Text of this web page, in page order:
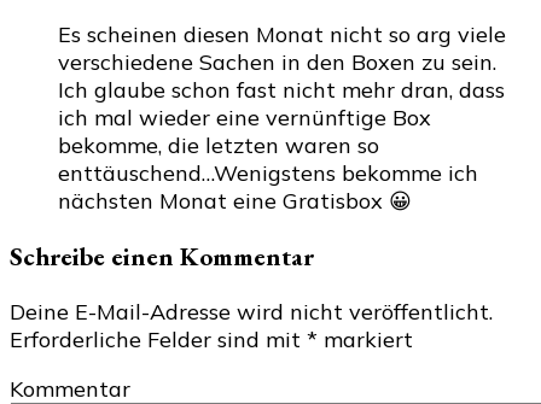
Es scheinen diesen Monat nicht so arg viele
verschiedene Sachen in den Boxen zu sein.
Ich glaube schon fast nicht mehr dran, dass
ich mal wieder eine vernünftige Box
bekomme, die letzten waren so
enttäuschend…Wenigstens bekomme ich
nächsten Monat eine Gratisbox 😀
Schreibe einen Kommentar
Deine E-Mail-Adresse wird nicht veröffentlicht.
Erforderliche Felder sind mit * markiert
Kommentar